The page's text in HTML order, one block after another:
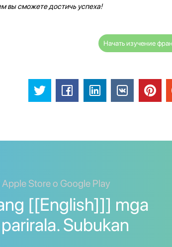
вы сможете достичь успеха!
Начать изучение
Store o Google Play
[[English]]] mga
Subukan